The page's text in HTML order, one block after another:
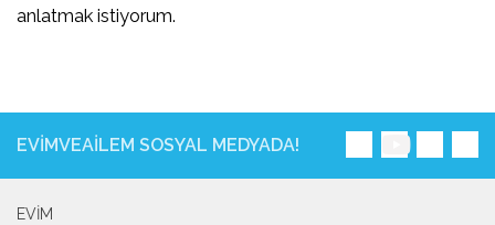
anlatmak istiyorum.
EVIMVEAILEM SOSYAL MEDYADA!
EVIM